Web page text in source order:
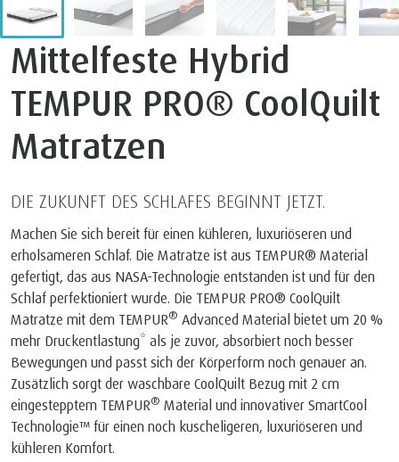
Mittelfeste Hybrid
TEMPUR PRO® CoolQuilt
Matratzen
DIE ZUKUNFT DES SCHLAFES BEGINNT JETZT.
Machen Sie sich bereit für einen kühleren, luxuriöseren und
erholsameren Schlaf. Die Matratze ist aus TEMPUR® Material
gefertigt, das aus NASA-Technologie entstanden ist und für den
Schlaf perfektioniert wurde. Die TEMPUR PRO® CoolQuilt
Matratze mit dem TEMPUR® Advanced Material bietet um 20 %
mehr Druckentlastung* als je zuvor, absorbiert noch besser
Bewegungen und passt sich der Körperform noch genauer an.
Zusätzlich sorgt der waschbare CoolQuilt Bezug mit 2 cm
eingestepptem TEMPUR® Material und innovativer SmartCool
Technologie™ für einen noch kuscheligeren, luxuriöseren und
kühleren Komfort.